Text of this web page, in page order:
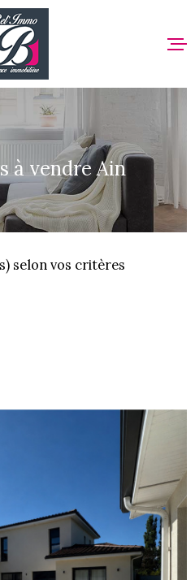
NOS
VENTE
NOS
VENDRE
CONTACT
à vendre Ain
selon vos critères